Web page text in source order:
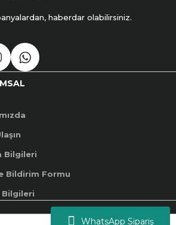
WhatsApp Sipariş
haberdar olabilirsiniz.
Bilgileri
Bildirim Formu
Bilgileri